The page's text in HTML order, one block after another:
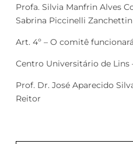
Profa. Silvia Manfrin Alves
Sabrina Piccinelli Zanchettin
Art. 4º – O comitê
Centro Universitário de Lins
Prof. Dr. José Aparecido
Reitor